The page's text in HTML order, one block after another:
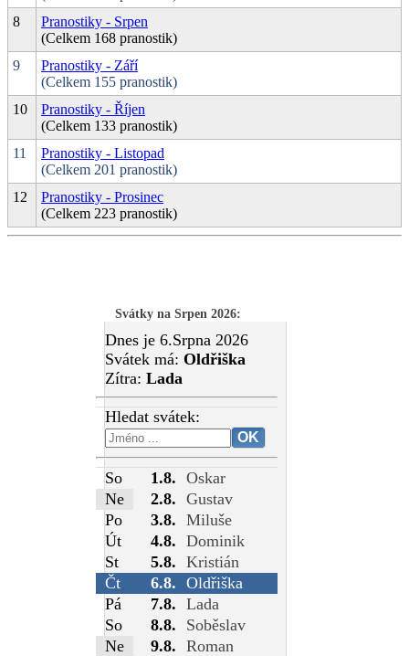
8
Pranostiky - Srpen
(Celkem 168 pranostik)
9
Pranostiky - Září
(Celkem 155 pranostik)
10
Pranostiky - Říjen
(Celkem 133 pranostik)
11
Pranostiky - Listopad
(Celkem 201 pranostik)
12
Pranostiky - Prosinec
(Celkem 223 pranostik)
Svátky na Srpen 2026:
Dnes je 6.Srpna 2026
Svátek má: Oldřiška
Zítra: Lada
Hledat svátek:
So 1.8. Oskar
Ne
2.8. Gustav
Po
3.8. Miluše
Út
4.8. Dominik
St
5.8. Kristián
Čt
6.8. Oldřiška
Pá
7.8. Lada
So
8.8.
Soběslav
Ne
9.8. Roman